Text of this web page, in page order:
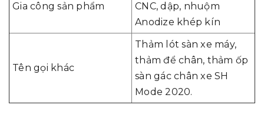
Gia công sản phẩm
CNC, dập, nhuộm
Anodize khép kín
Tên gọi khác
Thảm lót sàn xe máy,
thảm để chân, thảm ốp
sàn gác chân xe SH
Mode 2020.